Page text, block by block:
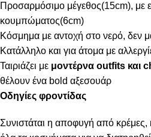
Προσαρμόσιμο μέγεθος(15cm), με
κουμπώματος(6cm)
Κόσμημα με αντοχή στο νερό, δεν
Κατάλληλο και για άτομα με
Ταιριάζει με μοντέρνα outfits και
θέλουν ένα bold αξεσουάρ
Οδηγίες φροντίδας
Συνιστάται η αποφυγή από κρέμες,